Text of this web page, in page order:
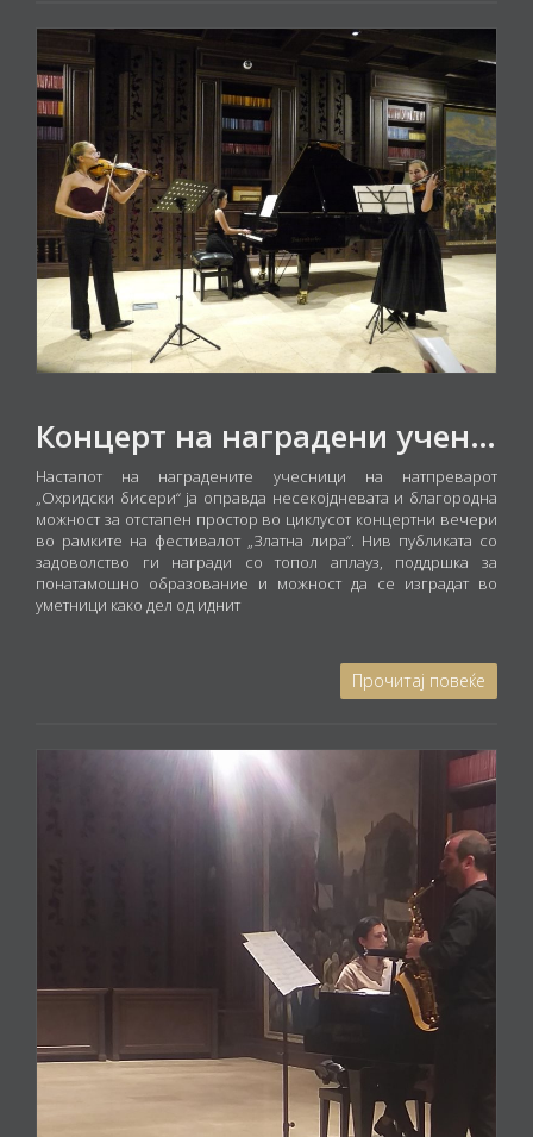
Концерт на наградени ученици
Настапот на наградените учесници на натпреварот
„Охридски бисери“ ја оправда несекојдневата и благородна
можност за отстапен простор во циклусот концертни вечери
во рамките на фестивалот „Златна лира“. Нив публиката со
задоволство ги награди со топол аплауз, поддршка за
понатамошно образование и можност да се изградат во
уметници како дел од иднит
Прочитај повеќе